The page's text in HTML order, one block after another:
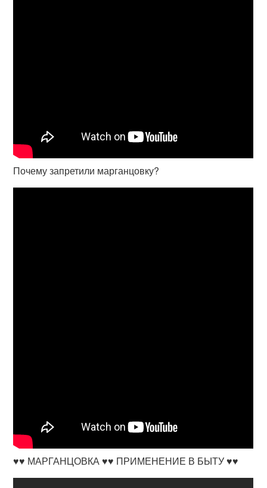
Почему запретили марганцовку?
♥️♥️ МАРГАНЦОВКА ♥️♥️ ПРИМЕНЕНИЕ В БЫТУ ♥️♥️